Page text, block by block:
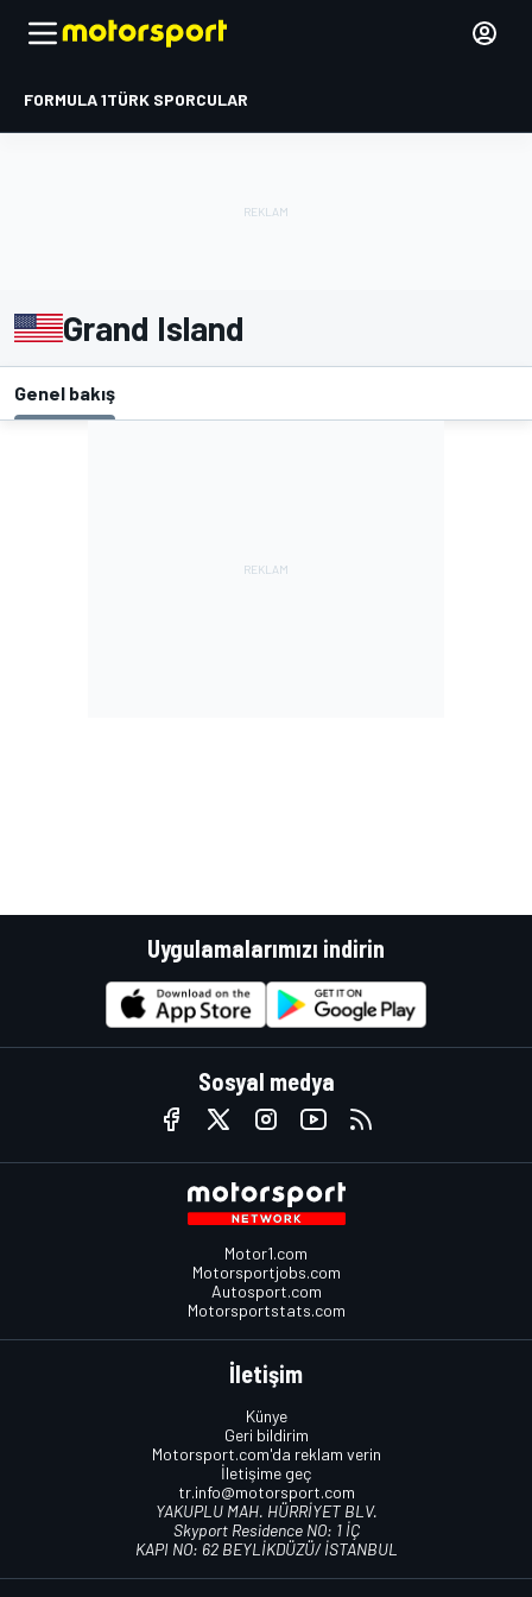
FORMULA 1TÜRK SPORCULAR
Grand Island
Genel bakış
Uygulamalarımızı indirin
Sosyal medya
Motor1.com
Motorsportjobs.com
Autosport.com
Motorsportstats.com
İletişim
Künye
Geri bildirim
Motorsport.com'da reklam verin
İletişime geç
tr.info@motorsport.com
YAKUPLU MAH. HÜRRİYET BLV.
Skyport Residence NO: 1 İÇ
KAPI NO: 62 BEYLİKDÜZÜ/ İSTANBUL